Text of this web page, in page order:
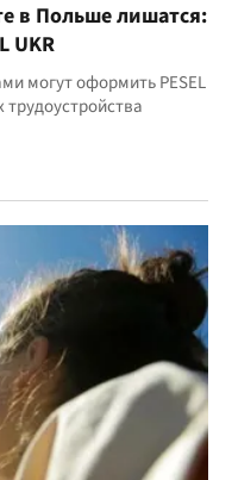
в Польше лишатся:
UKR
могут оформить PESEL